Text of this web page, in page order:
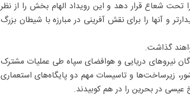
تحت شعاع قرار دهد و این رویداد الهام بخش را از نظر
و آنها را برای نقش آفرینی در مبارزه‌ با شیطان بزرگ
گذاشت.
نیروهای دریایی و هوافضای سپاه طی عملیات مشترک
زیرساخت‌ها و تاسیسات مهم دو پایگاه‌های استعماری
عیسی در بحرین را در هم کوبیدند.